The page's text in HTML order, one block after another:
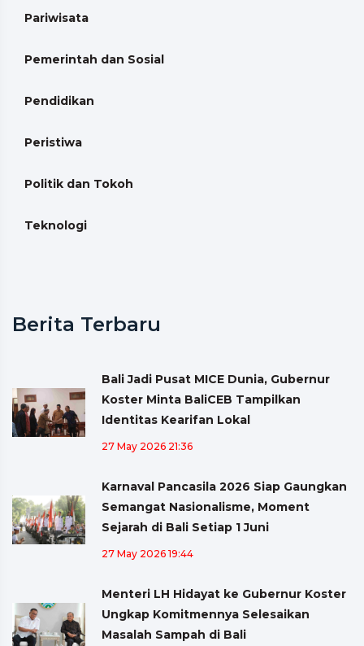
Pariwisata
Pemerintah dan Sosial
Pendidikan
Peristiwa
Politik dan Tokoh
Teknologi
Berita Terbaru
Bali Jadi Pusat MICE Dunia, Gubernur
Koster Minta BaliCEB Tampilkan
Identitas Kearifan Lokal
27 May 2026 21:36
Karnaval Pancasila 2026 Siap Gaungkan
Semangat Nasionalisme, Moment
Sejarah di Bali Setiap 1 Juni
27 May 2026 19:44
Menteri LH Hidayat ke Gubernur Koster
Ungkap Komitmennya Selesaikan
Masalah Sampah di Bali